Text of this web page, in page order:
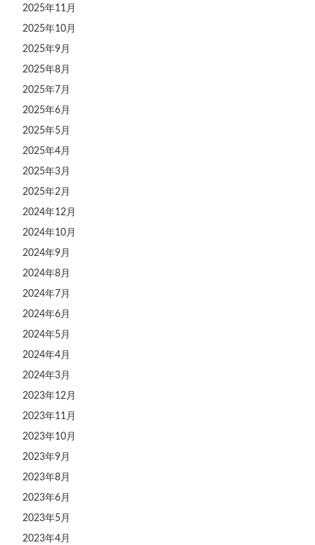
2025年11月
2025年10月
2025年9月
2025年8月
2025年7月
2025年6月
2025年5月
2025年4月
2025年3月
2025年2月
2024年12月
2024年10月
2024年9月
2024年8月
2024年7月
2024年6月
2024年5月
2024年4月
2024年3月
2023年12月
2023年11月
2023年10月
2023年9月
2023年8月
2023年6月
2023年5月
2023年4月